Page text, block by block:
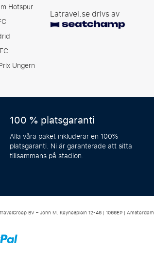
Hotspur
Ungern
Latravel.se drivs av
100 % platsgaranti
Alla våra paket inkluderar en 100%
platsgaranti. Ni är garanterade att sitta
tillsammans på stadion.
BV – John M. Keynesplein 12-46 | 1066EP | Amsterdam